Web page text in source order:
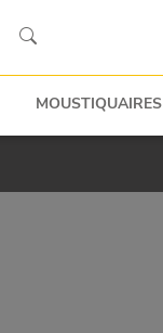
MOUSTIQUAIRES